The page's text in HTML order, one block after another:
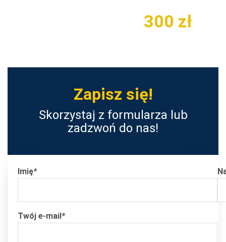
300 zł
Zapisz się!
Skorzystaj z formularza lub
zadzwoń do nas!
Imię*
Twój e-mail*